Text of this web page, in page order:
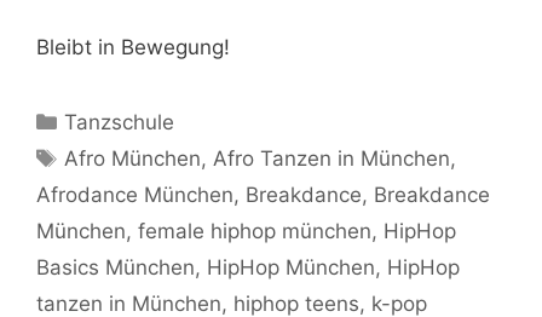
Bleibt in Bewegung!
Kategorien
Tanzschule
Schlagwörter
Afro München, Afro Tanzen in München,
Afrodance München, Breakdance, Breakdance
München, female hiphop münchen, HipHop
Basics München, HipHop München, HipHop
tanzen in München, hiphop teens, k-pop